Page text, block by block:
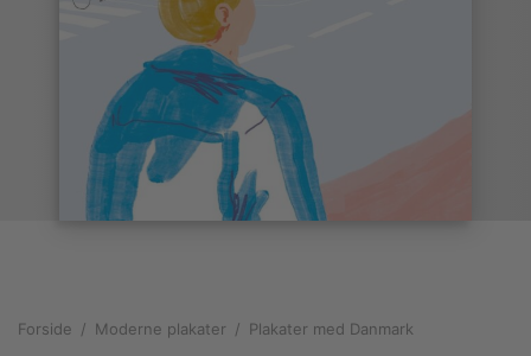
Forside / Moderne plakater / Plakater med Danmark
plakater
til sommerhuset
plakater